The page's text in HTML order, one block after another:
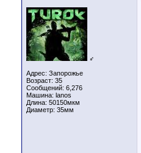
♂
Адрес: Запорожье
Возраст: 35
Сообщений: 6,276
Машина: lanos
Длина: 50150мкм
Диаметр: 35мм